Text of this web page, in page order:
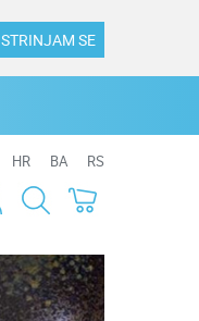
STRINJAM SE
HR BA RS